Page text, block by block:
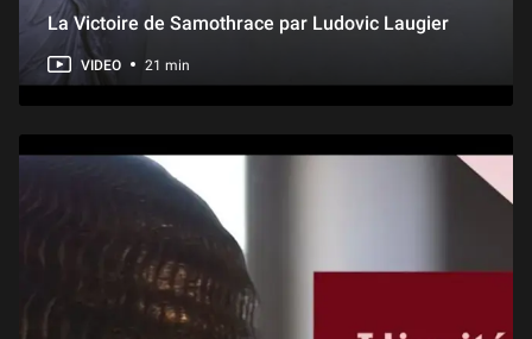
La Victoire de Samothrace par Ludovic Laugier
VIDEO 21 min